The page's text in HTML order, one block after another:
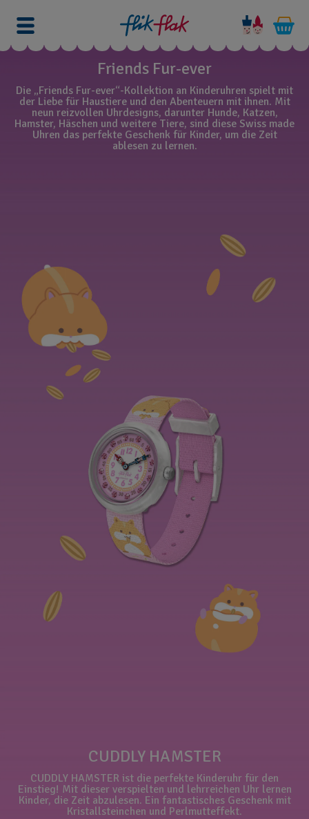
Friends Fur-ever
Die „Friends Fur-ever“-Kollektion an Kinderuhren spielt mit
der Liebe für Haustiere und den Abenteuern mit ihnen. Mit
neun reizvollen Uhrdesigns, darunter Hunde, Katzen,
Hamster, Häschen und weitere Tiere, sind diese Swiss made
Uhren das perfekte Geschenk für Kinder, um die Zeit
ablesen zu lernen.
CUDDLY HAMSTER
CUDDLY HAMSTER ist die perfekte Kinderuhr für den
Einstieg! Mit dieser verspielten und lehrreichen Uhr lernen
Kinder, die Zeit abzulesen. Ein fantastisches Geschenk mit
Kristallsteinchen und Perlmutteffekt.